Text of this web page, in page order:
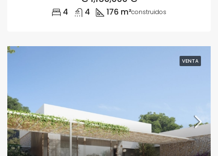
4 4 176 m²construidos
VENTA